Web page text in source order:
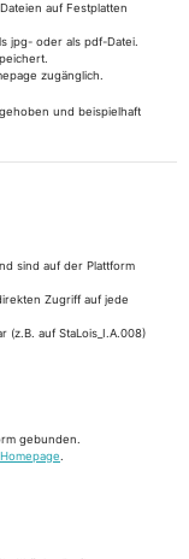
auf Festplatten
jpg- oder als pdf-Datei.
zugänglich.
und beispielhaft
sind auf der Plattform
Zugriff auf jede
(z.B. auf StaLois_I.A.008)
gebunden.